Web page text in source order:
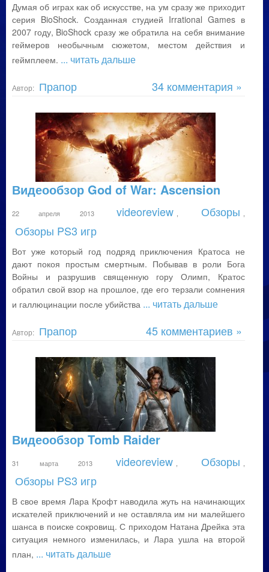
Думая об играх как об искусстве, на ум сразу же приходит
серия BioShock. Созданная студией Irrational Games в
2007 году, BioShock сразу же обратила на себя внимание
геймеров необычным сюжетом, местом действия и
геймплеем. ... читать дальше
Автор: Прапор 34 комментария »
Видеообзор God of War: Ascension
22 апреля 2013 videoreview Обзоры
Обзоры PS3 игр
Вот уже который год подряд приключения Кратоса не
дают покоя простым смертным. Побывав в роли Бога
Войны и разрушив священную гору Олимп, Кратос
обратил свой взор на прошлое, где его терзали сомнения
и галлюцинации после убийства ... читать дальше
Автор: Прапор 45 комментариев »
Видеообзор Tomb Raider
31 марта 2013 videoreview Обзоры
Обзоры PS3 игр
В свое время Лара Крофт наводила жуть на начинающих
искателей приключений и не оставляла им ни малейшего
шанса в поиске сокровищ. С приходом Натана Дрейка эта
ситуация немного изменилась, и Лара ушла на второй
план, ... читать дальше